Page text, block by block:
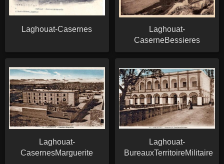
Laghouat-Casernes
Laghouat-
CaserneBessieres
Laghouat-
CasernesMarguerite
Laghouat-
BureauxTerritoireMilitaire